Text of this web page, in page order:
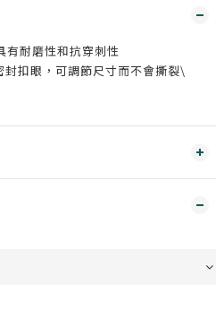
有耐磨性和抗穿刺性
封扣眼，可調節尺寸而不會撕裂\